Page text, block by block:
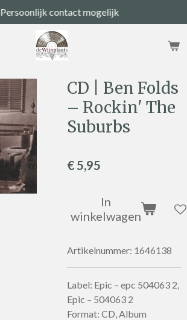
Persoonlijk contact mogelijk
CD | Ben Folds
– Rockin' The
Suburbs
€ 5,95
In
winkelwagen
Artikelnummer: 1646138
Label: Epic – epc 504063 2,
Epic – 504063 2
Format: CD, Album